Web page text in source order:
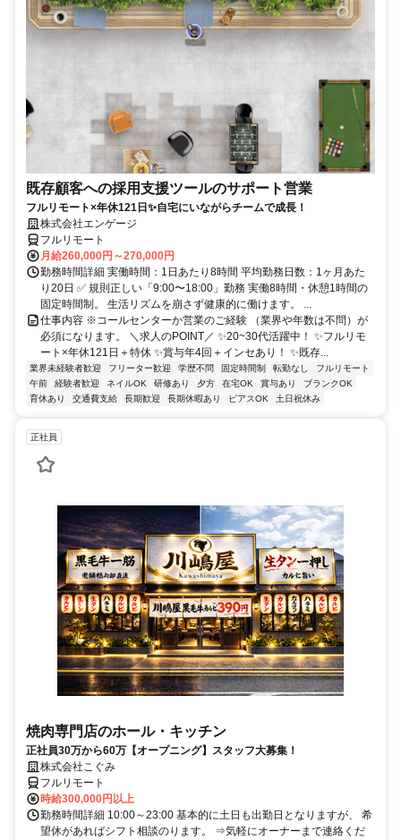
既存顧客への採用支援ツールのサポート営業
フルリモート×年休121日✨自宅にいながらチームで成長！
株式会社エンゲージ
フルリモート
月給260,000円～270,000円
勤務時間詳細 実働時間：1日あたり8時間 平均勤務日数：1ヶ月あた
り20日 ✅ 規則正しい「9:00〜18:00」勤務 実働8時間・休憩1時間の
固定時間制。 生活リズムを崩さず健康的に働けます。 ...
仕事内容 ※コールセンターか営業のご経験 （業界や年数は不問）が
必須になります。 ＼求人のPOINT／ ✨20~30代活躍中！ ✨フルリモ
ート×年休121日＋特休 ✨賞与年4回＋インセあり！ ✨既存...
業界未経験者歓迎 フリーター歓迎 学歴不問 固定時間制 転勤なし
フルリモート
午前
経験者歓迎 ネイルOK 研修あり 夕方 在宅OK 賞与あり
ブランクOK
育休あり
交通費支給 長期歓迎 長期休暇あり ピアスOK 土日祝休み
正社員
焼肉専門店のホール・キッチン
正社員30万から60万【オープニング】スタッフ大募集！
株式会社こぐみ
フルリモート
時給300,000円以上
勤務時間詳細 10:00～23:00 基本的に土日も出勤日となりますが、 希
望休があればシフト相談のります。 ⇒気軽にオーナーまで連絡くだ